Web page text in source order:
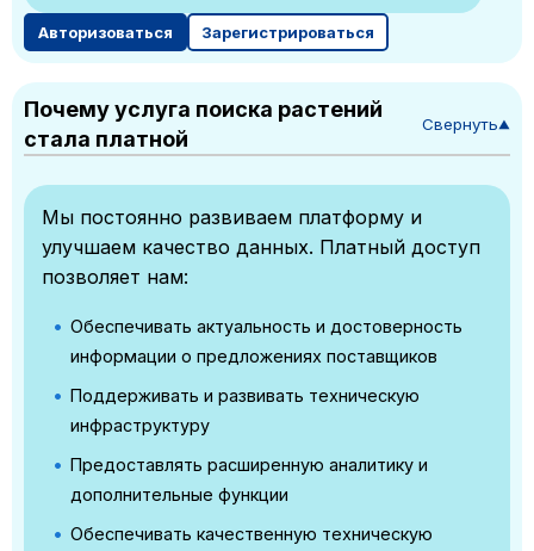
Авторизоваться Зарегистрироваться
Почему услуга поиска растений
стала платной
Свернуть▼
Мы постоянно развиваем платформу и
улучшаем качество данных. Платный доступ
позволяет нам:
Обеспечивать актуальность и достоверность
информации о предложениях поставщиков
Поддерживать и развивать техническую
инфраструктуру
Предоставлять расширенную аналитику и
дополнительные функции
Обеспечивать качественную техническую